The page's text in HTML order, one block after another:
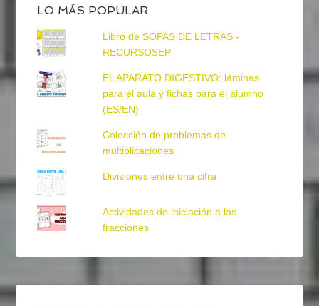
LO MÁS POPULAR
Libro de SOPAS DE LETRAS -
RECURSOSEP
EL APARATO DIGESTIVO: láminas
para el aula y fichas para el alumno
(ES/EN)
Colección de problemas de
multiplicaciones
Divisiones entre una cifra
Actividades de iniciación a las
fracciones